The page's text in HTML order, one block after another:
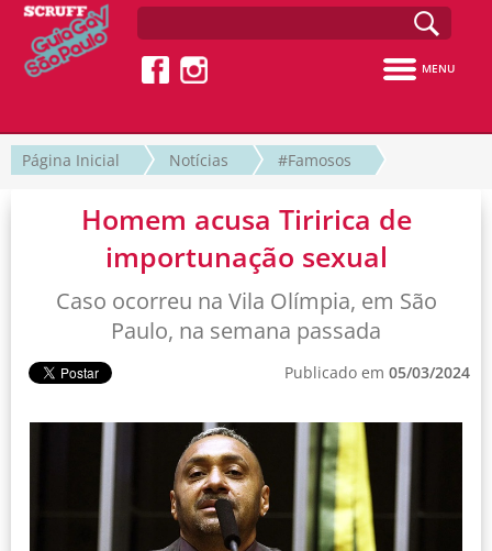
MENU
Página Inicial Notícias #Famosos
Homem acusa Tiririca de
importunação sexual
Caso ocorreu na Vila Olímpia, em São
Paulo, na semana passada
Publicado em 05/03/2024